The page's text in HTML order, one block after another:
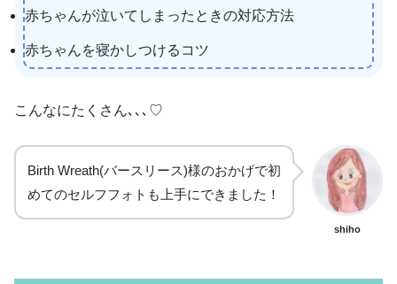
赤ちゃんが泣いてしまったときの対応方法
赤ちゃんを寝かしつけるコツ
こんなにたくさん､､､♡
Birth Wreath(バースリース)様のおかげで初
めてのセルフフォトも上手にできました！
shiho